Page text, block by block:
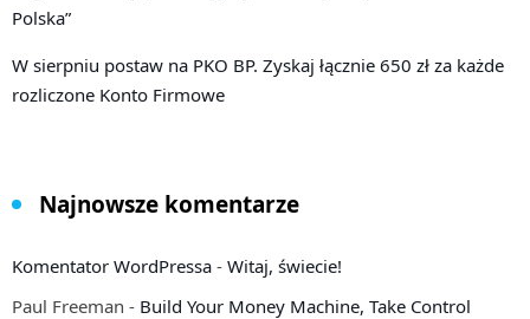
Polska”
W sierpniu postaw na PKO BP. Zyskaj łącznie 650 zł za każde
rozliczone Konto Firmowe
Najnowsze komentarze
Komentator WordPressa - Witaj, świecie!
Paul Freeman - Build Your Money Machine, Take Control